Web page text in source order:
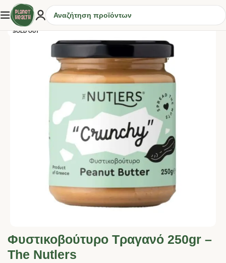
SOLD OUT
Φυστικοβούτυρο Τραγανό 250gr –
The Nutlers